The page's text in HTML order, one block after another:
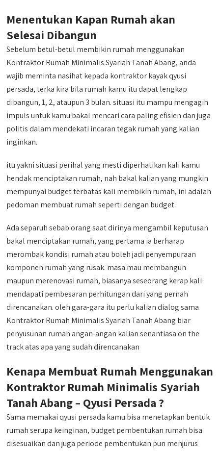
Menentukan Kapan Rumah akan
Selesai Dibangun
Sebelum betul-betul membikin rumah menggunakan
Kontraktor Rumah Minimalis Syariah Tanah Abang, anda
wajib meminta nasihat kepada kontraktor kayak qyusi
persada, terka kira bila rumah kamu itu dapat lengkap
dibangun, 1, 2, ataupun 3 bulan. situasi itu mampu mengagih
impuls untuk kamu bakal mencari cara paling efisien dan juga
politis dalam mendekati incaran tegak rumah yang kalian
inginkan.
itu yakni situasi perihal yang mesti diperhatikan kali kamu
hendak menciptakan rumah, nah bakal kalian yang mungkin
mempunyai budget terbatas kali membikin rumah, ini adalah
pedoman membuat rumah seperti dengan budget.
Ada separuh sebab orang saat dirinya mengambil keputusan
bakal menciptakan rumah, yang pertama ia berharap
merombak kondisi rumah atau boleh jadi penyempuraan
komponen rumah yang rusak. masa mau membangun
maupun merenovasi rumah, biasanya seseorang kerap kali
mendapati pembesaran perhitungan dari yang pernah
direncanakan. oleh gara-gara itu perlu kalian dialog sama
Kontraktor Rumah Minimalis Syariah Tanah Abang biar
penyusunan rumah angan-angan kalian senantiasa on the
track atas apa yang sudah direncanakan
Kenapa Membuat Rumah Menggunakan
Kontraktor Rumah Minimalis Syariah
Tanah Abang – Qyusi Persada ?
Sama memakai qyusi persada kamu bisa menetapkan bentuk
rumah serupa keinginan, budget pembentukan rumah bisa
disesuaikan dan juga periode pembentukan pun menjurus